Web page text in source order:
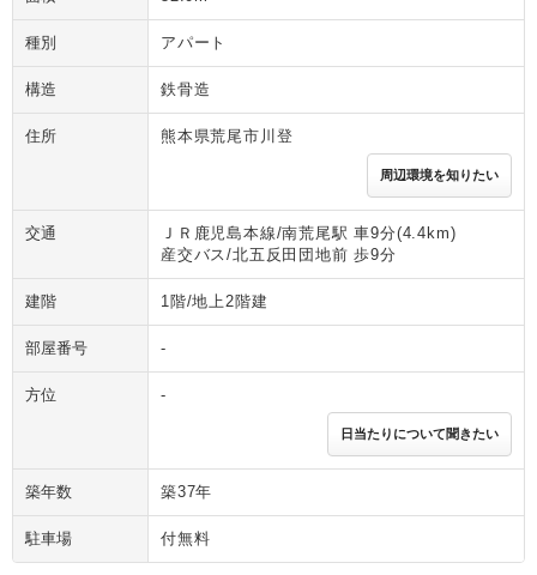
種別 アパート
構造 鉄骨造
住所 熊本県荒尾市川登
周辺環境を知りたい
交通
ＪＲ鹿児島本線/南荒尾駅 車9分(4.4km)
産交バス/北五反田団地前 歩9分
建階 1階/地上2階建
部屋番号 -
方位 -
日当たりについて聞きたい
築年数 築37年
駐車場 付無料